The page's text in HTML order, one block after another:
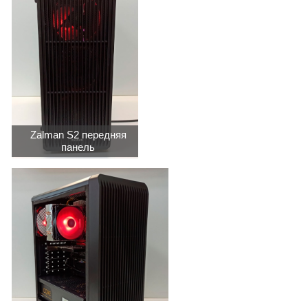
Zalman S2 передняя
панель